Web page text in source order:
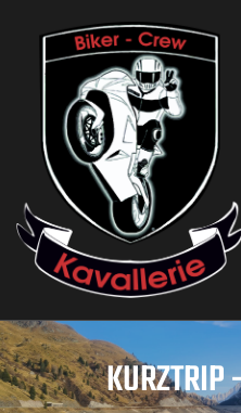
KURZTRIP